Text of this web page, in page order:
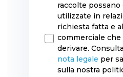
raccolte possano
utilizzate in
richiesta fatta e
commerciale che
derivare.
nota legale per
sulla nostra